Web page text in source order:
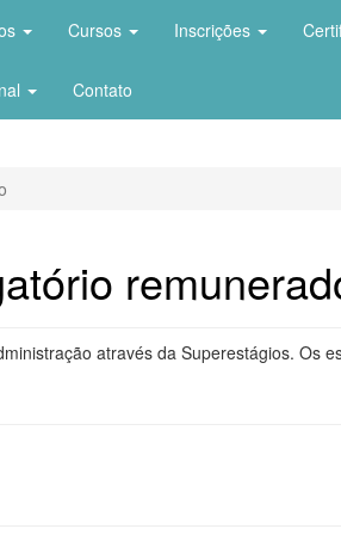
Cursos Inscrições
Contato
através da Superestágios. Os